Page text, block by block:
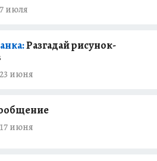
7 июля
Разгадай рисунок-
23 июня
17 июня